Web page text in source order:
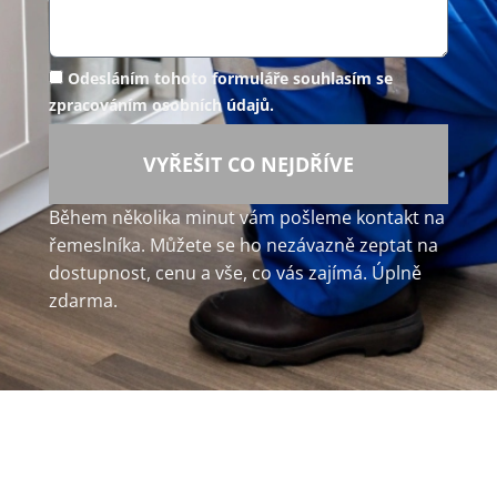
Odesláním tohoto formuláře souhlasím se
zpracováním osobních údajů.
VYŘEŠIT CO NEJDŘÍVE
Během několika minut vám pošleme kontakt na
řemeslníka. Můžete se ho nezávazně zeptat na
dostupnost, cenu a vše, co vás zajímá. Úplně
zdarma.